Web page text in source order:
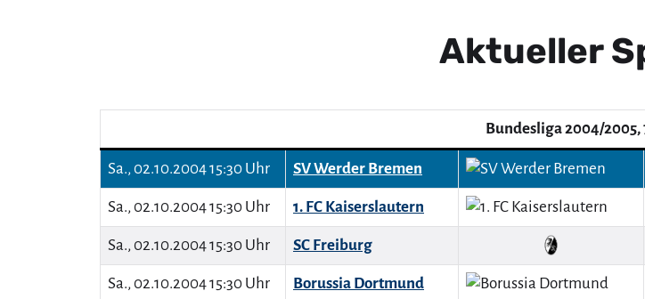
Aktueller
Bundesliga 2004/2005,
Sa., 02.10.2004 15:30 Uhr SV Werder Bremen
Sa., 02.10.2004 15:30 Uhr 1. FC Kaiserslautern
Sa., 02.10.2004 15:30 Uhr SC Freiburg
Sa., 02.10.2004 15:30 Uhr Borussia Dortmund